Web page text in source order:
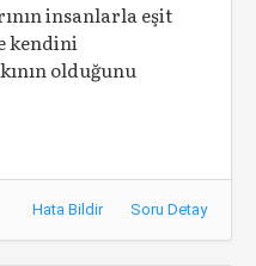
insanlarla eşit
kendini
olduğunu
Hata Bildir Soru Detay